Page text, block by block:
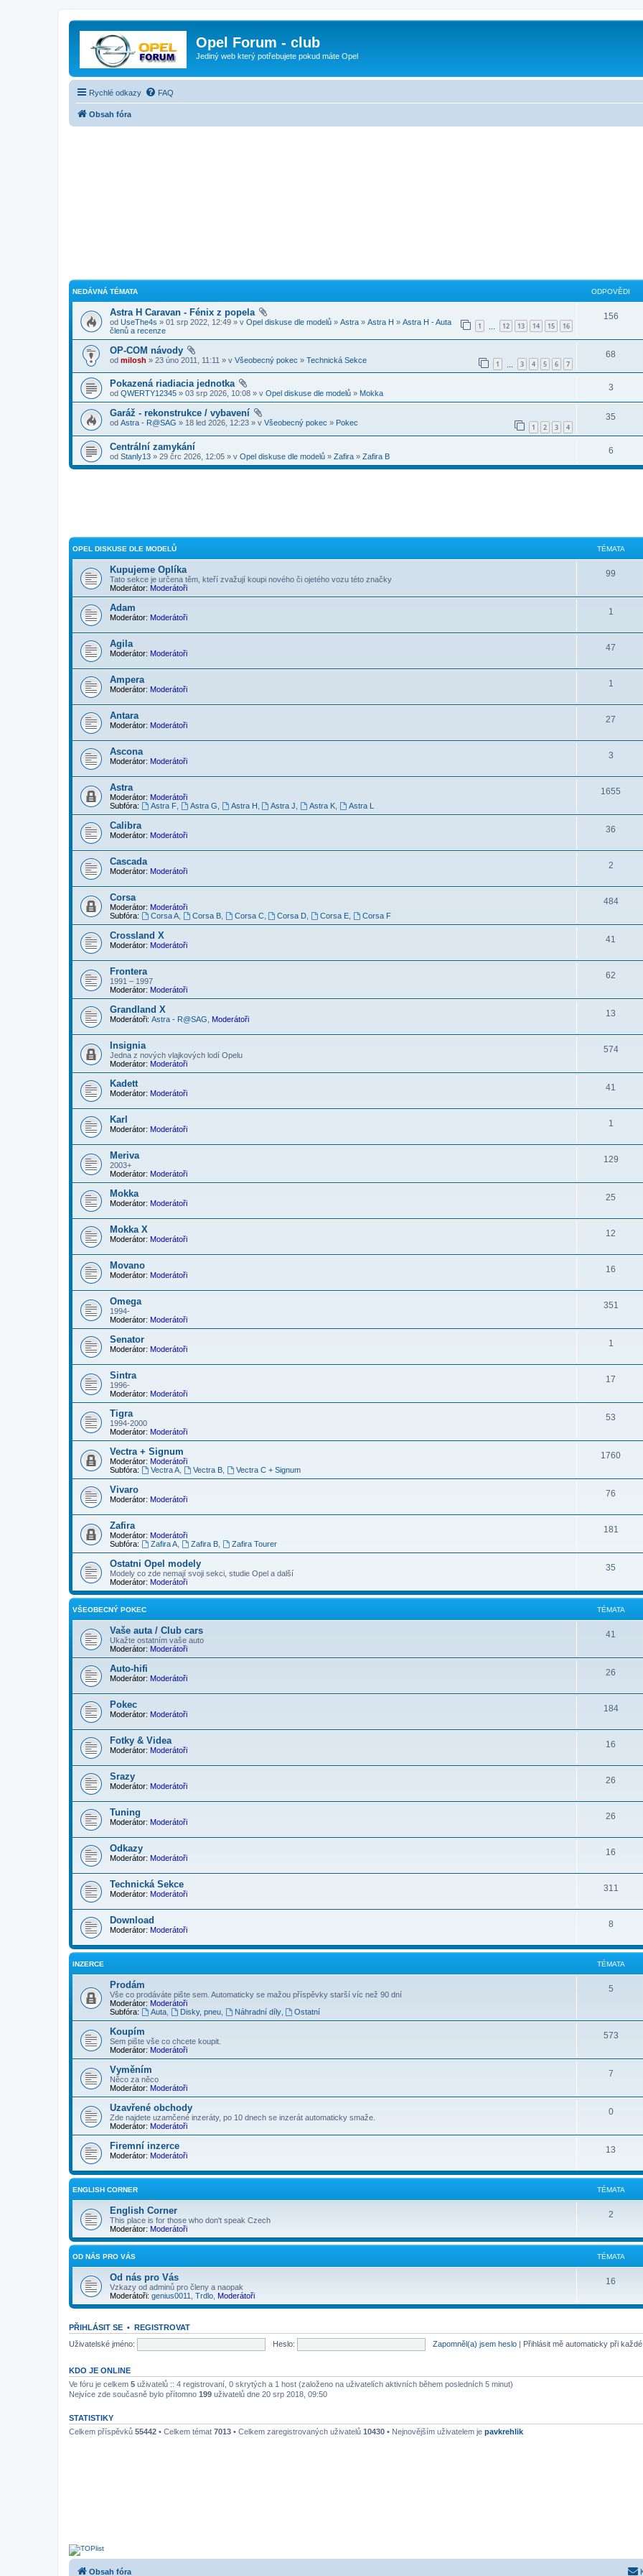
Opel Forum - club
Jediný web který potřebujete pokud máte Opel
Rychlé odkazy FAQ
Obsah fóra
NEDÁVNÁ TÉMATA ODPOVĚDI
Astra H Caravan - Fénix z popela
1 12 13 14 15 16
od UseThe4s » 01 srp 2022, 12:49 » v Opel diskuse dle modelů » Astra » Astra H » Astra H - Auta
členů a recenze
156
OP-COM návody
1 3 4 5 6 7
od milosh » 23 úno 2011, 11:11 » v Všeobecný pokec » Technická Sekce
68
Pokazená riadiacia jednotka
od QWERTY12345 » 03 srp 2026, 10:08 » v Opel diskuse dle modelů » Mokka
3
Garáž - rekonstrukce / vybavení
1 2 3 4
od Astra - R@SAG » 18 led 2026, 12:23 » v Všeobecný pokec » Pokec
35
Centrální zamykání
od Stanly13 » 29 črc 2026, 12:05 » v Opel diskuse dle modelů » Zafira » Zafira B
6
OPEL DISKUSE DLE MODELŮ TÉMATA
Kupujeme Oplíka
Tato sekce je určena těm, kteří zvažují koupi nového či ojetého vozu této značky
Moderátor: Moderátoři
99
Adam
Moderátor: Moderátoři
1
Agila
Moderátor: Moderátoři
47
Ampera
Moderátor: Moderátoři
1
Antara
Moderátor: Moderátoři
27
Ascona
Moderátor: Moderátoři
3
Astra
Moderátor: Moderátoři
Subfóra:
Astra F, Astra G Astra H Astra J Astra K Astra L
1655
Calibra
Moderátor: Moderátoři
36
Cascada
Moderátor: Moderátoři
2
Corsa
Moderátor: Moderátoři
Subfóra:
Corsa A, Corsa B, Corsa C, Corsa D Corsa E Corsa F
484
Crossland X
Moderátor: Moderátoři
41
Frontera
1991 – 1997
Moderátor: Moderátoři
62
Grandland X
Moderátoři: Astra - R@SAG Moderátoři
13
Insignia
Jedna z nových vlajkových lodí Opelu
Moderátor: Moderátoři
574
Kadett
Moderátor: Moderátoři
41
Karl
Moderátor: Moderátoři
1
Meriva
2003+
Moderátor: Moderátoři
129
Mokka
Moderátor: Moderátoři
25
Mokka X
Moderátor: Moderátoři
12
Movano
Moderátor: Moderátoři
16
Omega
1994-
Moderátor: Moderátoři
351
Senator
Moderátor: Moderátoři
1
Sintra
1996-
Moderátor: Moderátoři
17
Tigra
1994-2000
Moderátor: Moderátoři
53
Vectra + Signum
Moderátor: Moderátoři
Subfóra:
Vectra A, Vectra B, Vectra C + Signum
1760
Vivaro
Moderátor: Moderátoři
76
Zafira
Moderátor: Moderátoři
Subfóra:
Zafira A, Zafira B, Zafira Tourer
181
Ostatni Opel modely
Modely co zde nemají svoji sekci, studie Opel a další
Moderátor: Moderátoři
35
VŠEOBECNÝ POKEC TÉMATA
Vaše auta / Club cars
Ukažte ostatním vaše auto
Moderátor: Moderátoři
41
Auto-hifi
Moderátor: Moderátoři
26
Pokec
Moderátor: Moderátoři
184
Fotky & Videa
Moderátor: Moderátoři
16
Srazy
Moderátor: Moderátoři
26
Tuning
Moderátor: Moderátoři
26
Odkazy
Moderátor: Moderátoři
16
Technická Sekce
Moderátor: Moderátoři
311
Download
Moderátor: Moderátoři
8
INZERCE TÉMATA
Prodám
Vše co prodáváte pište sem. Automaticky se mažou příspěvky starší víc než 90 dní
Moderátor: Moderátoři
Subfóra:
Auta, Disky, pneu, Náhradní díly, Ostatní
5
Koupím
Sem pište vše co chcete koupit.
Moderátor: Moderátoři
573
Vyměním
Něco za něco
Moderátor: Moderátoři
7
Uzavřené obchody
Zde najdete uzamčené inzeráty, po 10 dnech se inzerát automaticky smaže.
Moderátor: Moderátoři
0
Firemní inzerce
Moderátor: Moderátoři
13
ENGLISH CORNER TÉMATA
English Corner
This place is for those who don't speak Czech
Moderátor: Moderátoři
2
OD NÁS PRO VÁS TÉMATA
Od nás pro Vás
Vzkazy od adminů pro členy a naopak
Moderátoři: genius0011 Trdlo Moderátoři
16
PŘIHLÁSIT SE • REGISTROVAT
Uživatelské jméno:
Heslo: Zapomněl(a) jsem heslo | Přihlásit mě automaticky při
KDO JE ONLINE
Ve fóru je celkem 5 uživatelů :: 4 registrovaní, 0 skrytých a 1 host (založeno na uživatelích aktivních během posledních 5 minut)
Nejvíce zde současně bylo přítomno 199 uživatelů dne 20 srp 2018, 09:50
STATISTIKY
Celkem příspěvků 55442 • Celkem témat 7013 • Celkem zaregistrovaných uživatelů 10430 • Nejnovějším uživatelem je pavkrehlik
Obsah fóra